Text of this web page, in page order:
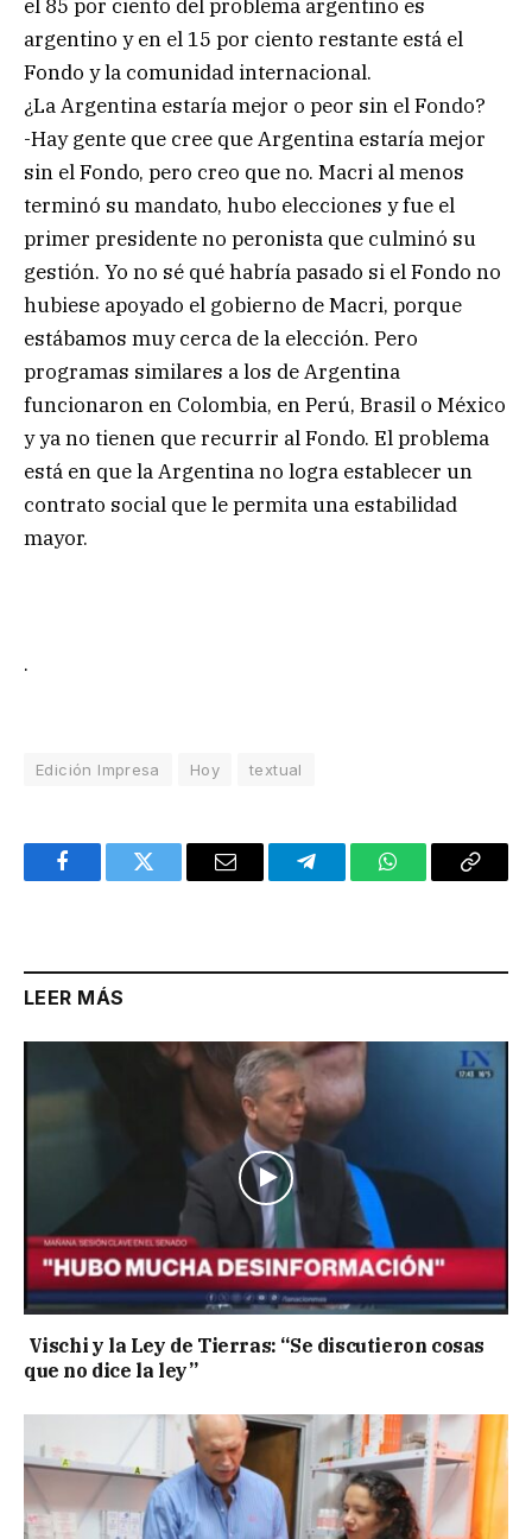
el 85 por ciento del problema argentino es
argentino y en el 15 por ciento restante está el
Fondo y la comunidad internacional.
¿La Argentina estaría mejor o peor sin el Fondo?
-Hay gente que cree que Argentina estaría mejor
sin el Fondo, pero creo que no. Macri al menos
terminó su mandato, hubo elecciones y fue el
primer presidente no peronista que culminó su
gestión. Yo no sé qué habría pasado si el Fondo no
hubiese apoyado el gobierno de Macri, porque
estábamos muy cerca de la elección. Pero
programas similares a los de Argentina
funcionaron en Colombia, en Perú, Brasil o México
y ya no tienen que recurrir al Fondo. El problema
está en que la Argentina no logra establecer un
contrato social que le permita una estabilidad
mayor.
.
Edición Impresa Hoy textual
FacebookTwitter Email TelegramWhatsAppCopy
LEER MÁS
Vischi y la Ley de Tierras: “Se discutieron cosas
que no dice la ley”